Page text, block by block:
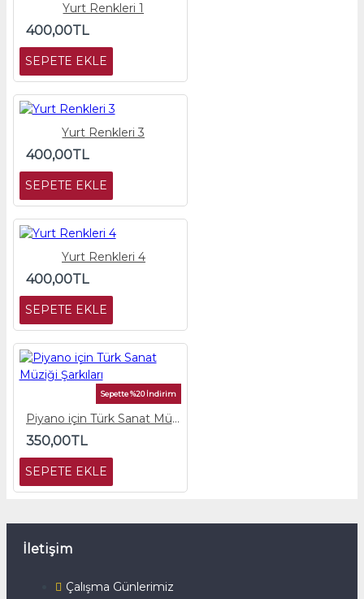
Yurt Renkleri 1
400,00TL
SEPETE EKLE
Yurt Renkleri 3
400,00TL
SEPETE EKLE
Yurt Renkleri 4
400,00TL
SEPETE EKLE
Sepette %20 İndirim
Piyano için Türk Sanat Müziği Şarkıları
350,00TL
SEPETE EKLE
İletişim
Çalışma Günlerimiz